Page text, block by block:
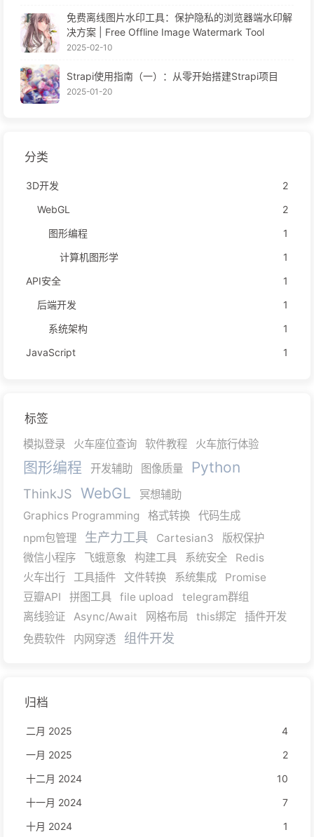
免费离线图片水印工具：保护隐私的浏览器端水印解
决方案 | Free Offline Image Watermark Tool
2025-02-10
Strapi使用指南（一）：从零开始搭建Strapi项目
2025-01-20
分类
3D开发
2
WebGL
2
图形编程
1
计算机图形学
1
API安全
1
后端开发
1
系统架构
1
JavaScript
1
标签
模拟登录 火车座位查询 软件教程 火车旅行体验
图形编程 开发辅助 图像质量 Python
ThinkJS WebGL
冥想辅助
Graphics Programming
格式转换
代码生成
npm包管理
生产力工具 Cartesian3
版权保护
微信小程序
飞蛾意象 构建工具 系统安全
Redis
火车出行
工具插件 文件转换 系统集成
Promise
豆瓣API
拼图工具 file upload
telegram群组
离线验证
Async/Await 网格布局 this绑定
插件开发
免费软件
内网穿透 组件开发
归档
二月 2025
4
一月 2025
2
十二月 2024
10
十一月 2024
7
十月 2024
1